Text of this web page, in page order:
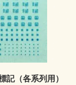
記（各系列用）